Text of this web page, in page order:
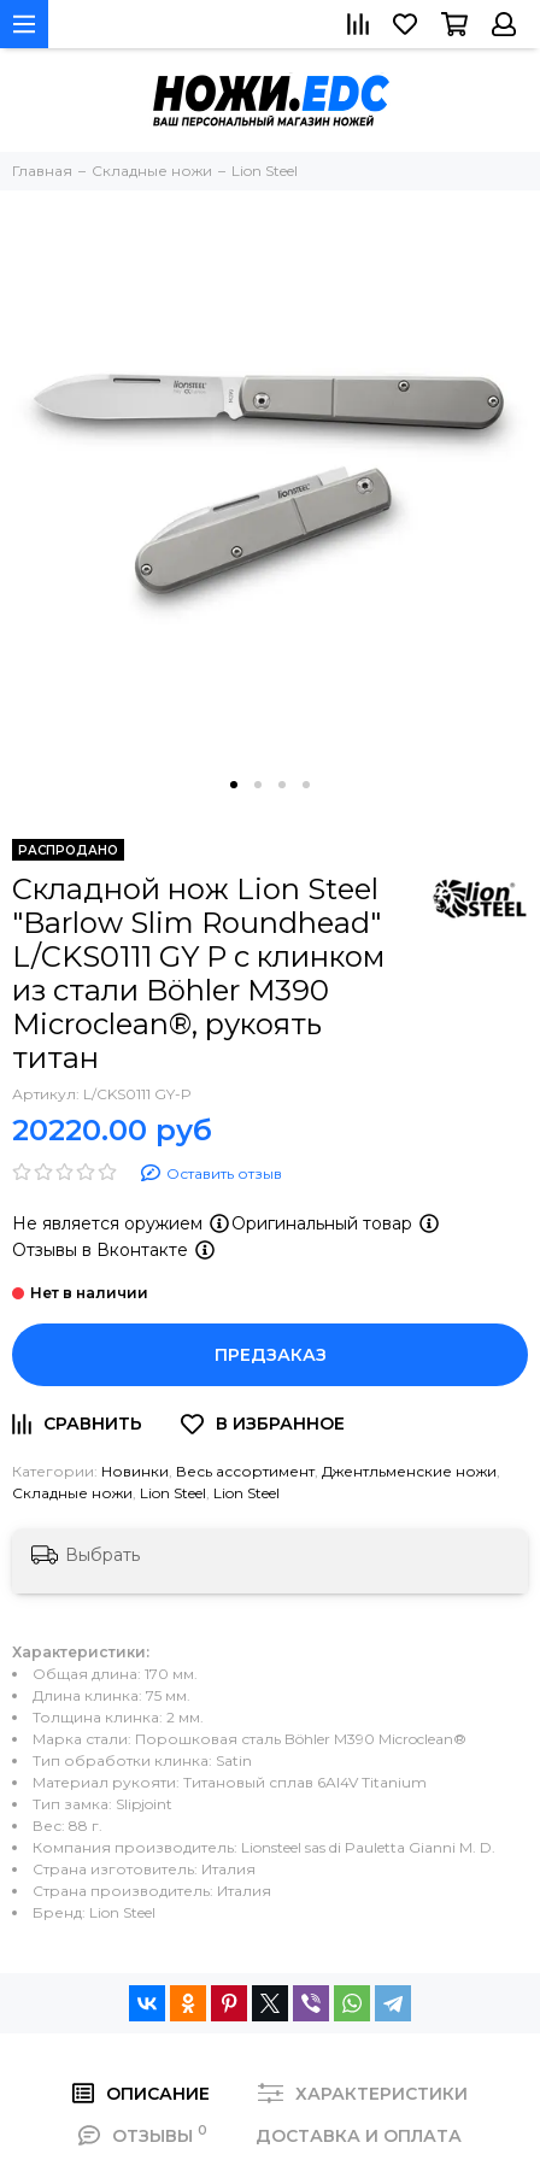
Главная Складные ножи Lion Steel
РАСПРОДАНО
Складной нож Lion Steel
"Barlow Slim Roundhead"
L/CKS0111 GY P c клинком
из стали Böhler M390
Microclean®, рукоять
титан
Артикул: L/CKS0111 GY-P
20220.00 руб
Оставить отзыв
Не является оружием
Оригинальный товар
Отзывы в Вконтакте
ПРЕДЗАКАЗ
Категории: Новинки, Весь ассортимент, Джентльменские ножи,
Складные ножи, Lion Steel, Lion Steel
Выбрать
Характеристики:
Общая длина: 170 мм.
Длина клинка: 75 мм.
Толщина клинка: 2 мм.
Марка стали: Порошковая сталь Böhler M390 Microclean®
Тип обработки клинка: Satin
Материал рукояти: Титановый сплав 6Al4V Titanium
Тип замка: Slipjoint
Вес: 88 г.
Компания производитель: Lionsteel sas di Pauletta Gianni M. D.
Страна изготовитель: Италия
Страна производитель: Италия
Бренд: Lion Steel
ОПИСАНИЕ
ХАРАКТЕРИСТИКИ
ОТЗЫВЫ 0 ДОСТАВКА И ОПЛАТА